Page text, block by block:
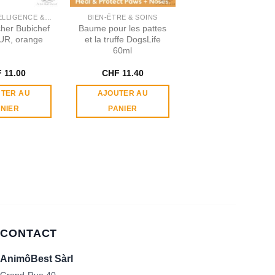
Bubichef
orange
11.00
AU
BIEN-ÊTRE & SOINS
Baume pour les pattes
et la truffe DogsLife
60ml
CHF 11.40
AJOUTER AU
PANIER
CONTACT
AnimôBest Sàrl